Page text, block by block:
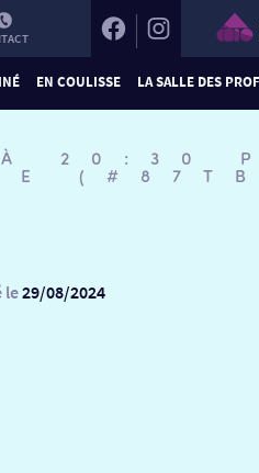
EN COULISSE LA SALLE DES
20:30
le29/08/2024